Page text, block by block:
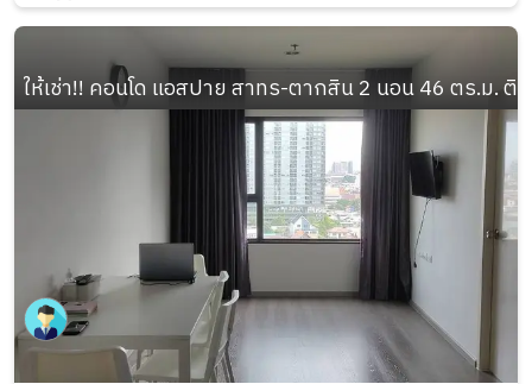
ให้เช่า!! คอนโด แอสปาย สาทร-ตากสิน 2 นอน 46 ตร.ม. ติ